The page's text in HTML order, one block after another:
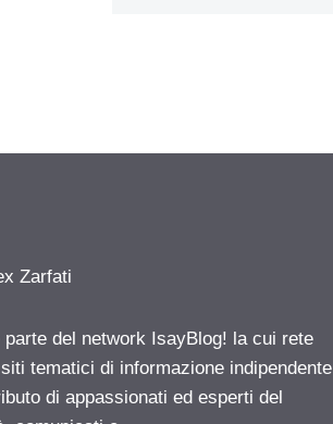
Zarfati
del network IsayBlog! la cui rete
tematici di informazione indipendente
di appassionati ed esperti del